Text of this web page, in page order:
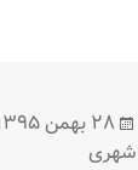
ارسال
شده
۲۸ بهمن ۱۳۹۵
شهری